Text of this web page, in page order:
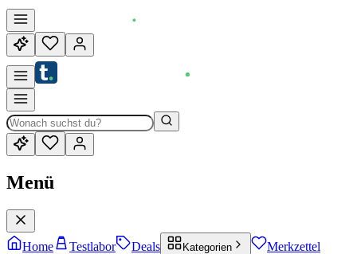
Menü
Home Testlabor Deals Kategorien Merkzettel